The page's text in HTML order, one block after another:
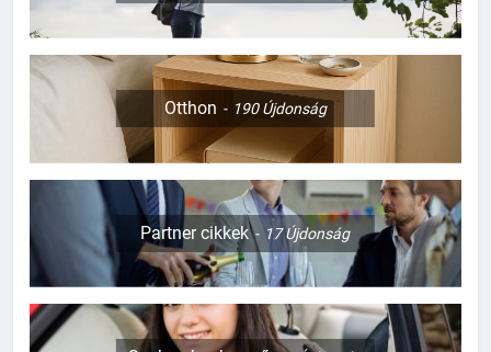
Otthon 190Újdonság
Partner cikkek 17Újdonság